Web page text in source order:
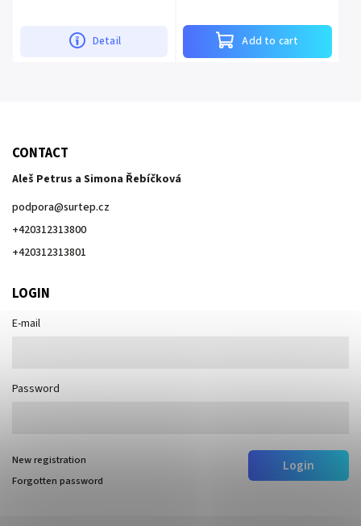
Detail Add to cart
CONTACT
Aleš Petrus a Simona Řebíčková
podpora@surtep.cz
+420312313800
+420312313801
LOGIN
E-mail
Password
Login
New registration
Forgotten password